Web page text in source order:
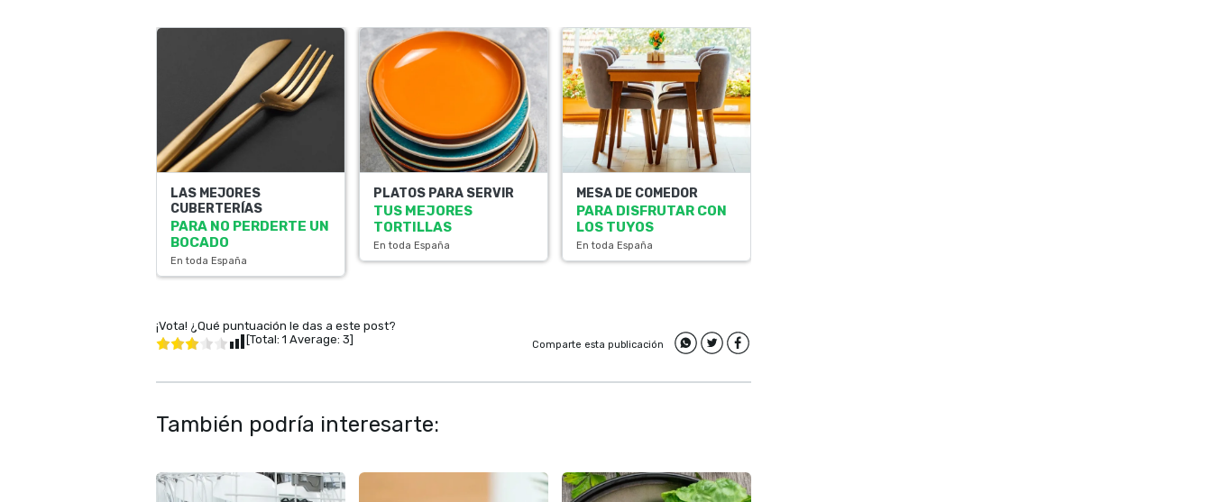
LAS MEJORES
CUBERTERÍAS
PARA NO PERDERTE UN
BOCADO
En toda España
PLATOS PARA SERVIR
TUS MEJORES
TORTILLAS
En toda España
MESA DE COMEDOR
PARA DISFRUTAR CON
LOS TUYOS
En toda España
¡Vota! ¿Qué puntuación le das a este post?
[Total: 1 Average: 3] Comparte esta publicación
También podría interesarte: